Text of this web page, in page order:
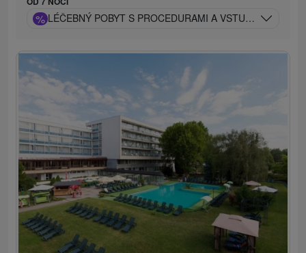
% LÉČEBNÝ POBYT S PROCEDURAMI A VSTUPEM DO